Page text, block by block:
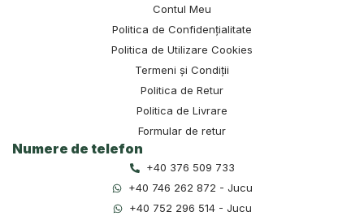
Contul Meu
Politica de Confidențialitate
Politica de Utilizare Cookies
Termeni și Condiții
Politica de Retur
Politica de Livrare
Formular de retur
Numere de telefon
+40 376 509 733
+40 746 262 872 - Jucu
+40 752 296 514 - Jucu